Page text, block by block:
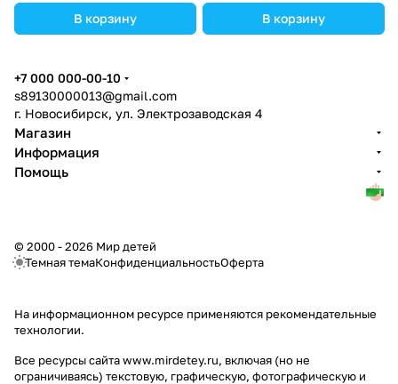
В корзину
В корзину
+7 000 000-00-10
s89130000013@gmail.com
г. Новосибирск, ул. Электрозаводская 4
Магазин
Информация
Помощь
© 2000 - 2026 Мир детей
Темная темаКонфиденциальностьОферта
На информационном ресурсе применяются рекомендательные
технологии.
Все ресурсы сайта www.mirdetey.ru, включая (но не
ограничиваясь) текстовую, графическую, фотографическую и